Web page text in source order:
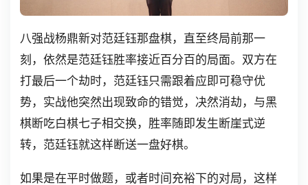
八强战杨鼎新对范廷钰那盘棋，直至终局前那一
刻，依然是范廷钰胜率接近百分百的局面。双方在
打最后一个劫时，范廷钰只需跟着应即可稳守优
势，实战他突然出现致命的错觉，决然消劫，与黑
棋断吃白棋七子相交换，胜率随即发生断崖式逆
转，范廷钰就这样断送一盘好棋。
如果是在平时做题，或者时间充裕下的对局，这样